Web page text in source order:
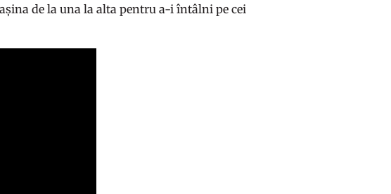
de la una la alta pentru a-i întâlni pe cei